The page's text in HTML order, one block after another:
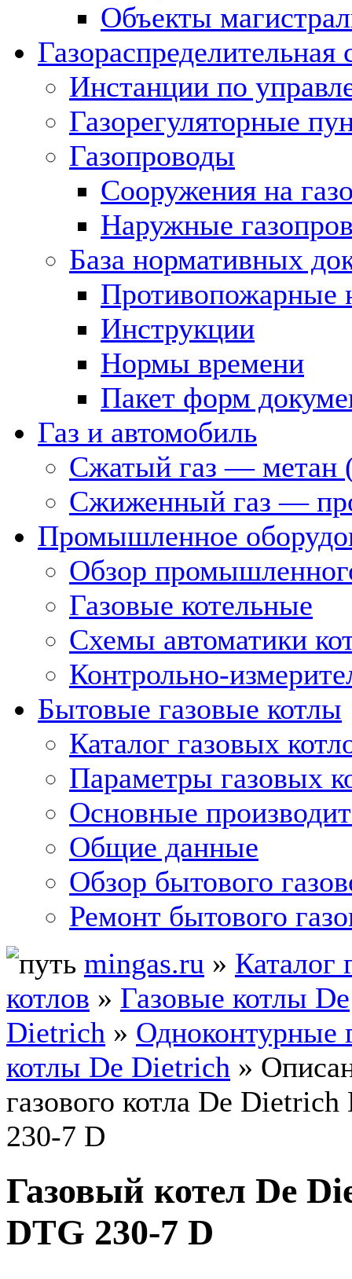
Объекты
Газораспределительная
Инстанции по
Газорегуляторные
Газопроводы
Сооружения на
Наружные
База нормативных
Противопожарные
Инструкции
Нормы времени
Пакет форм
Газ и автомобиль
Сжатый газ — метан
Сжиженный газ —
Промышленное
Обзор
Газовые котельные
Схемы автоматики
Контрольно-
Бытовые газовые котлы
Каталог газовых
Параметры газовых
Основные
Общие данные
Обзор бытового
Ремонт бытового
mingas.ru » Каталог
котлов » Газовые котлы De
Dietrich » Одноконтурные
котлы De Dietrich »
газового котла De Dietrich
230-7 D
Газовый котел De
DTG 230-7 D